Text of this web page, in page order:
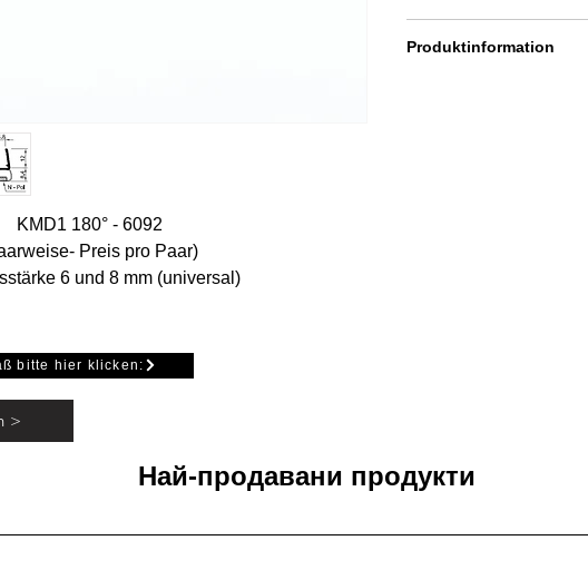
KMD1 180° - 6092
Preis pro Paar)
6 und 8 mm (universal)
ca. 18 mm bei 6 mm Glas
Produktinformation
bitte hier klicken:
>
Най-продавани продукти